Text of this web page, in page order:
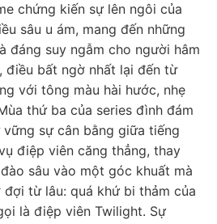
chứng kiến sự lên ngôi của
sâu u ám, mang đến những
đáng suy ngẫm cho người hâm
điều bất ngờ nhất lại đến từ
với tông màu hài hước, nhẹ
thứ ba của series đình đám
sự cân bằng giữa tiếng
điệp viên căng thẳng, thay
sâu vào một góc khuất mà
từ lâu: quá khứ bi thảm của
là điệp viên Twilight. Sự